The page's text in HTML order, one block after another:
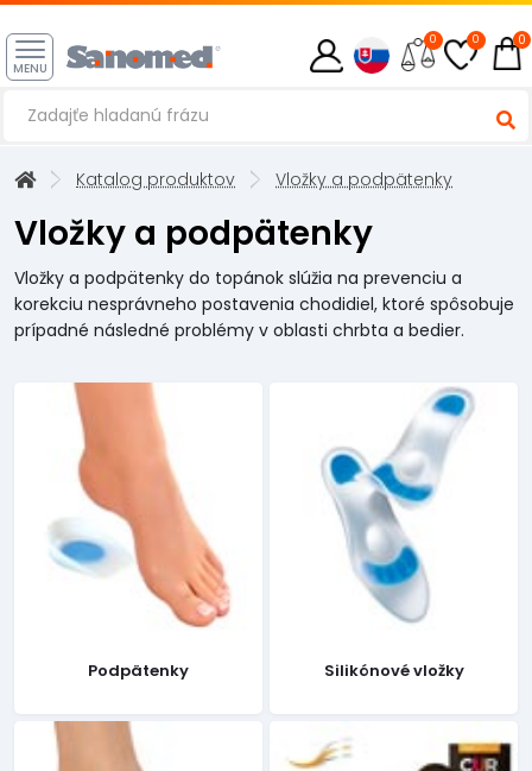
MENU
0 0 0
Katalog produktov Vložky a podpätenky
Vložky a podpätenky
Vložky a podpätenky do topánok slúžia na prevenciu a
korekciu nesprávneho postavenia chodidiel, ktoré spôsobuje
prípadné následné problémy v oblasti chrbta a bedier.
Podpätenky Silikónové vložky